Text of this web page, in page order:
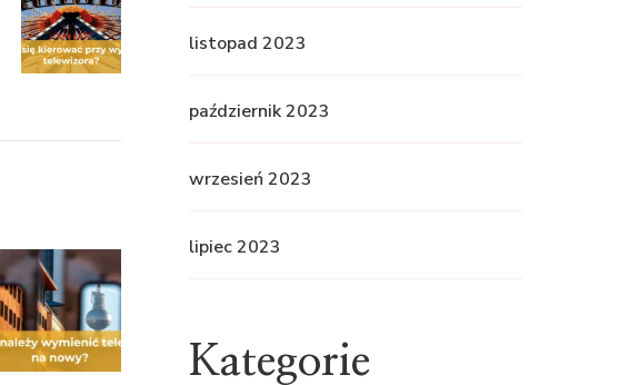
listopad 2023
październik 2023
wrzesień 2023
lipiec 2023
Kategorie